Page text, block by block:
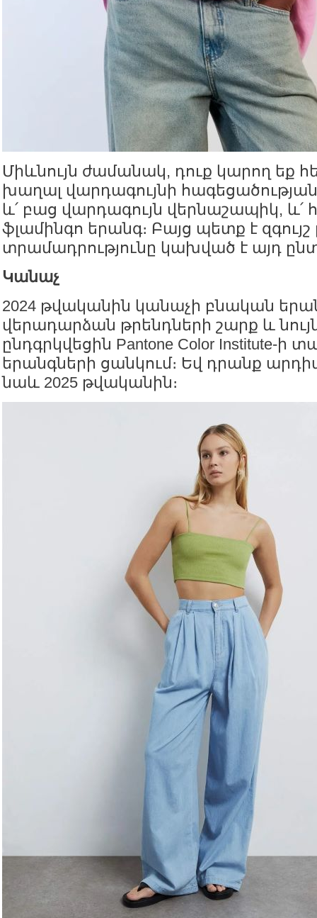
Միևնույն ժամանակ, դուք կարող եք
խաղալ վարդագույնի հագեցածության
և՛ բաց վարդագույն վերնաշապիկ,
ֆլամինգո երանգ։ Բայց պետք է զգույշ
տրամադրությունը կախված է այդ
Կանաչ
2024 թվականին կանաչի բնական
վերադարձան թրենդների շարք և
ընդգրկվեցին Pantone Color Institute-
երանգների ցանկում։ Եվ դրանք
նաև 2025 թվականին։